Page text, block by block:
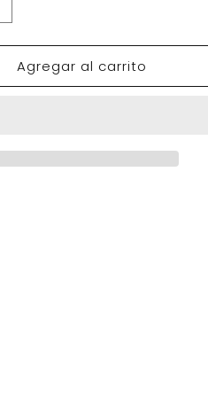
Antifaz
Agregar al carrito